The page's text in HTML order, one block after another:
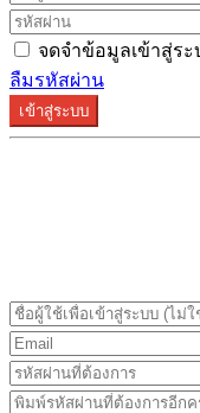
จดจำข้อมูลเข้าสู่ระ
ลืมรหัสผ่าน
เข้าสู่ระบบ